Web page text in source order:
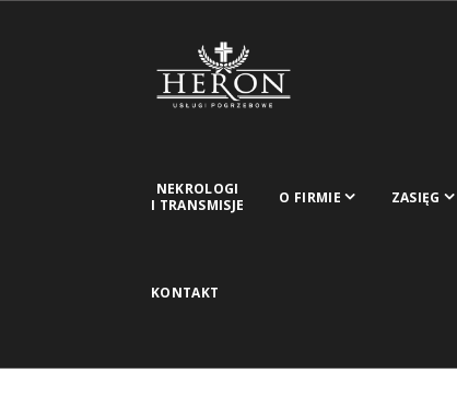
NEKROLOGI
I TRANSMISJE
O FIRMIE ZASIĘG
KONTAKT